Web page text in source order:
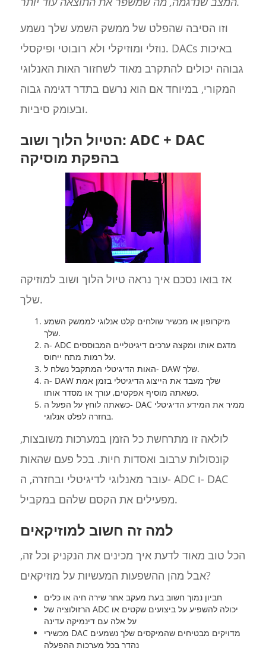
וזו הסיבה שהפלט של ממשק השמע שלך נשמע
נוזלי ומוזיקלי ולא רובוטי ופיקסלי. DACs באיכות
גבוהה יכולים להתקרב מאוד לשחזור האות האנלוגי
המקורי, במיוחד אם הוא נרשם בתדר דגימה גבוה
ובעומק סיביות.
הטיול הלוך ושוב: ADC + DAC
בהפקת מוסיקה
אז בואו נסכם איך נראה טיול הלוך ושוב למוזיקה
שלך.
מיקרופון או מכשיר שולחים קלט אנלוגי לממשק השמע
שלך.
ה- ADC מדגם אותו ומקצה ערכים דיגיטליים המבוססים
על רמות מתח ייחוס.
האות הדיגיטלי המתקבל נשלח ל- DAW שלך.
ה- DAW שלך מעבד את הייצוג הדיגיטלי בזמן אמת
כשאתה מוסיף אפקטים, עורך או מסדר אותו.
כשאתה לוחץ על הפעל ה- DAC ממיר את המידע הדיגיטלי
בחזרה לפלט אנלוגי.
לולאה זו מתרחשת כל הזמן במערכות משובצות,
קונסולות ערבוב ואסדות חיות. בכל פעם שהאות
עובר מאנלוגי לדיגיטלי ובחזרה, ה- ADC ו- DAC
מפעילים את הקסם שלהם במקביל.
למה זה חשוב למוזיקאים
הכל טוב מאוד לדעת איך מכינים את הנקניק וכל זה,
אבל מהן ההשפעות המעשיות על מוזיקאים?
חביון נמוך חשוב בעת מעקב אחר שירה חיה או כלים
הרזולוציה של ADC יכולה להשפיע על ביצועים שקטים או
על אלה עם דינמיקה עדינה
מכשירי DAC מדויקים מבטיחים שהמיקסים שלך נשמעים
נהדר בכל מערכות ההפעלה